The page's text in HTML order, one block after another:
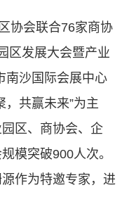
协会联合76家商协
区发展大会暨产业
南沙国际会展中心
，共赢未来”为主
区、商协会、企
模突破900人次。
作为特邀专家，进